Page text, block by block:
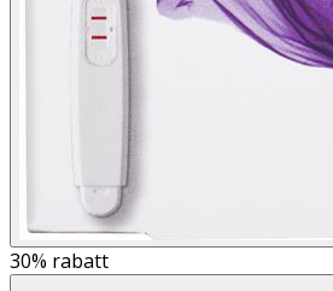
30% rabatt